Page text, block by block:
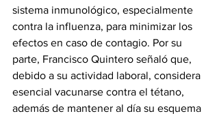
sistema inmunológico, especialmente
contra la influenza, para minimizar los
efectos en caso de contagio. Por su
parte, Francisco Quintero señaló que,
debido a su actividad laboral, considera
esencial vacunarse contra el tétano,
además de mantener al día su esquema